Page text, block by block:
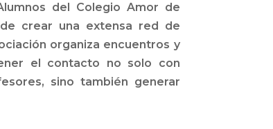
del Colegio Amor de
crear una extensa red de
organiza encuentros y
el contacto no solo con
sino también generar